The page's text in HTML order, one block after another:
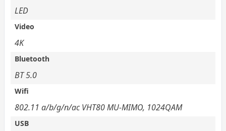
LED
Video
4K
Bluetooth
BT 5.0
Wifi
802.11 a/b/g/n/ac VHT80 MU-MIMO, 1024QAM
USB